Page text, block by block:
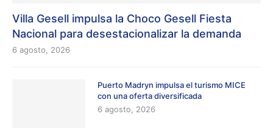
Villa Gesell impulsa la Choco Gesell Fiesta
Nacional para desestacionalizar la demanda
6 agosto, 2026
Puerto Madryn impulsa el turismo MICE
con una oferta diversificada
6 agosto, 2026